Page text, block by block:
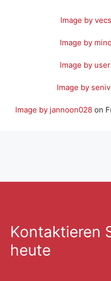
Image by
Image by
Image by
Image by
Image by jannoon028 on
Kontaktieren
heute